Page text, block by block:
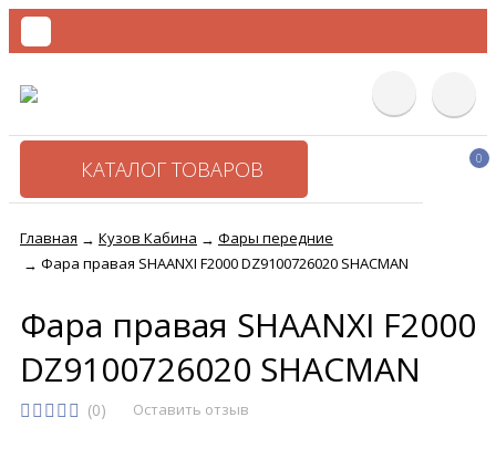
КАТАЛОГ ТОВАРОВ 0
Главная → Кузов Кабина → Фары передние
→ Фара правая SHAANXI F2000 DZ9100726020 SHACMAN
Фара правая SHAANXI F2000
DZ9100726020 SHACMAN
(0) Оставить отзыв